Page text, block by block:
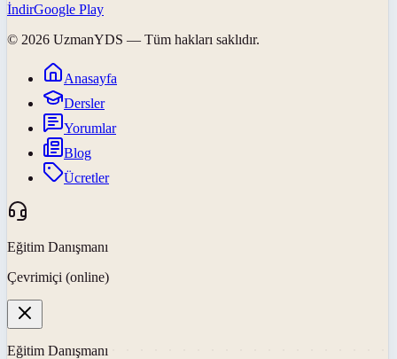
İndirGoogle Play
© 2026 UzmanYDS — Tüm hakları saklıdır.
Anasayfa
Dersler
Yorumlar
Blog
Ücretler
Eğitim Danışmanı
Çevrimiçi (online)
Eğitim Danışmanı